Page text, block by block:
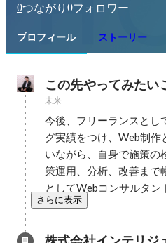
0つながり 0フォロワー
プロフィール ストーリー
この先やってみたい
未来
今後、フリーランスとし
グ実績をつけ、Web制
いながら、自身で施策の
策運用、分析、改善まで
としてWebコンサルタン
さらに表示